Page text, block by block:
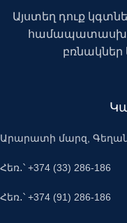
Այստեղ դուք
բռնակներ
Արարատի մարզ,
Հեռ․՝ +374 (33) 286-186
Հեռ․՝ +374 (91) 286-186